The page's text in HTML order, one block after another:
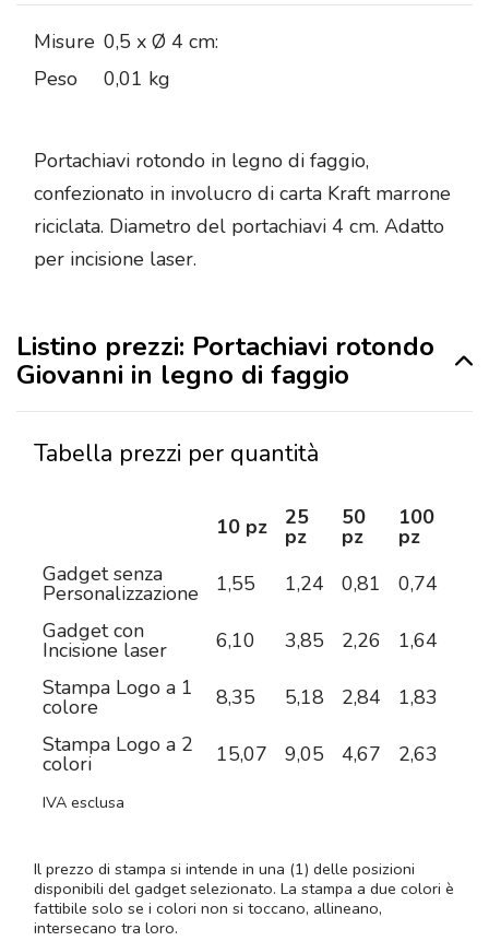
Misure 0,5 x Ø 4 cm:
Peso
0,01 kg
Portachiavi rotondo in legno di faggio,
confezionato in involucro di carta Kraft marrone
riciclata. Diametro del portachiavi 4 cm. Adatto
per incisione laser.
Listino prezzi: Portachiavi rotondo
Giovanni in legno di faggio
Tabella prezzi per quantità
10 pz 25
pz
50
pz
100
pz
Gadget senza
Personalizzazione 1,55 1,24 0,81 0,74
Gadget con
Incisione laser 6,10 3,85 2,26 1,64
Stampa Logo a 1
colore 8,35 5,18 2,84 1,83
Stampa Logo a 2
colori 15,07 9,05 4,67 2,63
IVA esclusa
Il prezzo di stampa si intende in una (1) delle posizioni
disponibili del gadget selezionato. La stampa a due colori è
fattibile solo se i colori non si toccano, allineano,
intersecano tra loro.